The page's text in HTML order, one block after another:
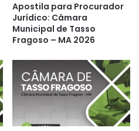
Apostila para Procurador
Jurídico: Câmara
Municipal de Tasso
Fragoso – MA 2026